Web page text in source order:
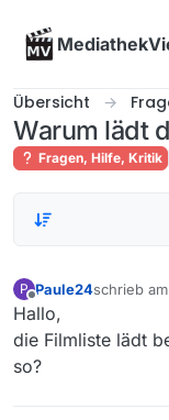
Übersicht
Warum lädt
Fragen, Hilfe, Kritik
P
Offline
Paule24schrieb am
zuletzt
Hallo,
die Filmliste lädt
so?